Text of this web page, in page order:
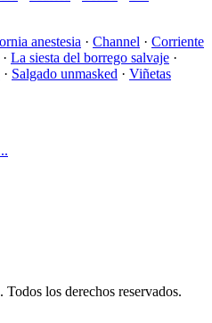
anestesia · Channel · Corriente
· La siesta del borrego salvaje ·
· Salgado unmasked · Viñetas
los derechos reservados.